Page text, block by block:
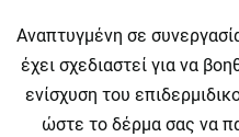
Αναπτυγμένη σε
έχει σχεδιαστεί για να
ενίσχυση του
ώστε το δέρμα σας να